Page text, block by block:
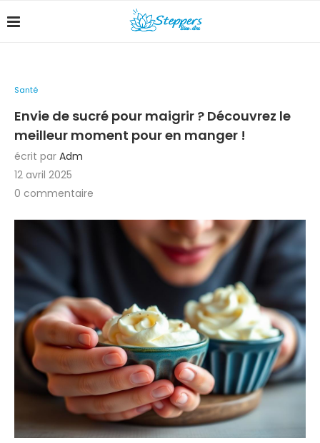
Santé
Envie de sucré pour maigrir ? Découvrez le
meilleur moment pour en manger !
écrit par Adm
12 avril 2025
0 commentaire